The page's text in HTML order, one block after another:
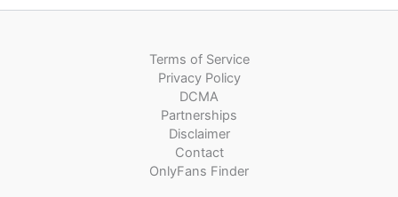
Terms of Service
Privacy Policy
DCMA
Partnerships
Disclaimer
Contact
OnlyFans Finder